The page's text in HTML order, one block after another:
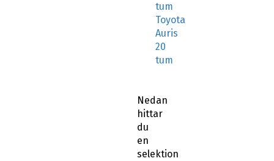
tum
Toyota
Auris
20
tum
Nedan
hittar
du
en
selektion